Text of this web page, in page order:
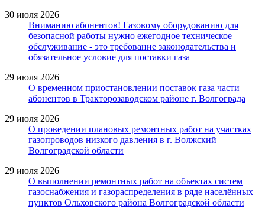
30 июля 2026
Вниманию абонентов! Газовому оборудованию для
безопасной работы нужно ежегодное техническое
обслуживание - это требование законодательства и
обязательное условие для поставки газа
29 июля 2026
О временном приостановлении поставок газа части
абонентов в Тракторозаводском районе г. Волгограда
29 июля 2026
О проведении плановых ремонтных работ на участках
газопроводов низкого давления в г. Волжский
Волгоградской области
29 июля 2026
О выполнении ремонтных работ на объектах систем
газоснабжения и газораспределения в ряде населённых
пунктов Ольховского района Волгоградской области